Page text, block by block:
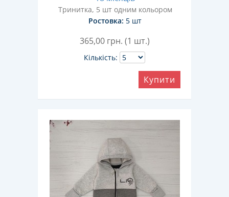
Тринитка, 5 шт одним кольором
Ростовка: 5 шт
365,00 грн. (1 шт.)
Кількість:
Купити